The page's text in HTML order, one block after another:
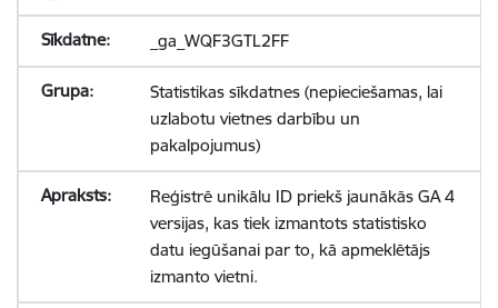
_ga_WQF3GTL2FF
Statistikas sīkdatnes (nepieciešamas, lai
uzlabotu vietnes darbību un
pakalpojumus)
Reģistrē unikālu ID priekš jaunākās GA 4
versijas, kas tiek izmantots statistisko
datu iegūšanai par to, kā apmeklētājs
izmanto vietni.